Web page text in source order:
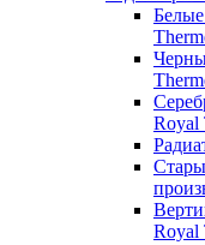
Royal
Royal